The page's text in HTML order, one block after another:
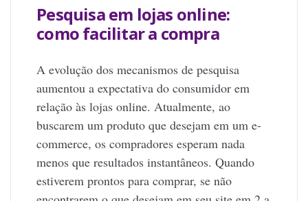
Pesquisa em lojas online:
como facilitar a compra
A evolução dos mecanismos de pesquisa
aumentou a expectativa do consumidor em
relação às lojas online. Atualmente, ao
buscarem um produto que desejam em um e-
commerce, os compradores esperam nada
menos que resultados instantâneos. Quando
estiverem prontos para comprar, se não